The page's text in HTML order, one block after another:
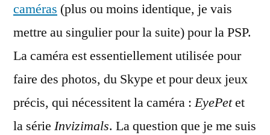
caméras (plus ou moins identique, je vais
mettre au singulier pour la suite) pour la PSP.
La caméra est essentiellement utilisée pour
faire des photos, du Skype et pour deux jeux
précis, qui nécessitent la caméra :EyePetet
la série Invizimals. La question que je me suis